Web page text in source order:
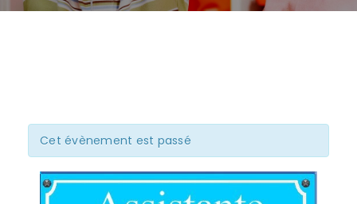
Cet évènement est passé